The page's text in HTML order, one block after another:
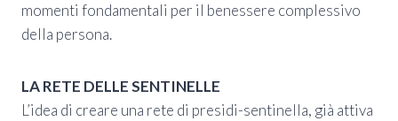
momenti fondamentali per il benessere complessivo
della persona.
LA RETE DELLE SENTINELLE
L’idea di creare una rete di presidi-sentinella, già attiva